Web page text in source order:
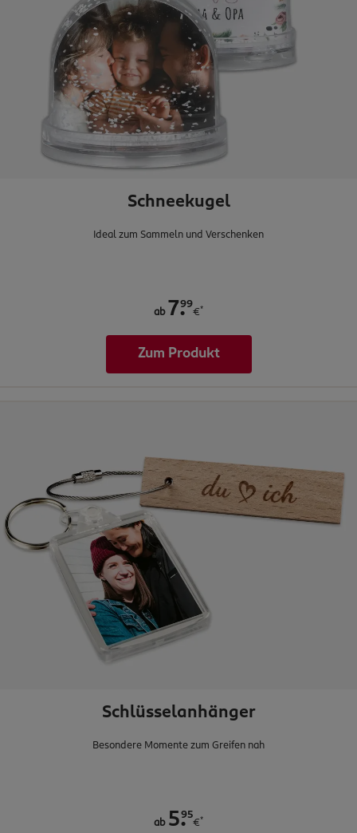
Schneekugel
Ideal zum Sammeln und Verschenken
ab 7.
99
€*
Zum Produkt
Schlüsselanhänger
Besondere Momente zum Greifen nah
ab 5.
95
€*